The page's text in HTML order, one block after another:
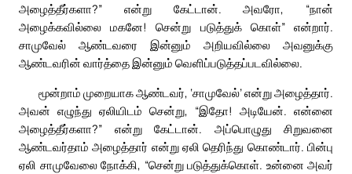
அழைத்தீர்களா?” என்று கேட்டான். அவரோ, “நான்
அழைக்கவில்லை மகனே! சென்று படுத்துக் கொள்” என்றார்.
சாமுவேல் ஆண்டவரை இன்னும் அறியவில்லை அவனுக்கு
ஆண்டவரின் வார்த்தை இன்னும் வெளிப்படுத்தப்படவில்லை.
மூன்றாம் முறையாக ஆண்டவர், ‘சாமுவேல்’ என்று அழைத்தார்.
அவன் எழுந்து ஏலியிடம் சென்று, “இதோ! அடியேன். என்னை
அழைத்தீர்களா?” என்று கேட்டான். அப்பொழுது சிறுவனை
ஆண்டவர்தாம் அழைத்தார் என்று ஏலி தெரிந்து கொண்டார். பின்பு
ஏலி சாமுவேலை நோக்கி, “சென்று படுத்துக்கொள். உன்னை அவர்